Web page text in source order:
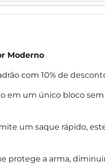
Moderno
com 10% de
em um único bloco
um saque rápido,
protege a arma,